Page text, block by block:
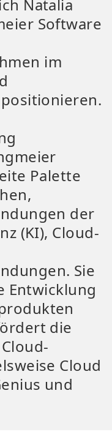
Natalia
Software
im
Palette
der
(KI), Cloud-
Sie
Entwicklung
die
Cloud
und